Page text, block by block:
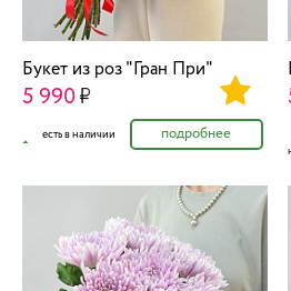
Букет из роз "Гран При"
5 990
есть в наличии подробнее